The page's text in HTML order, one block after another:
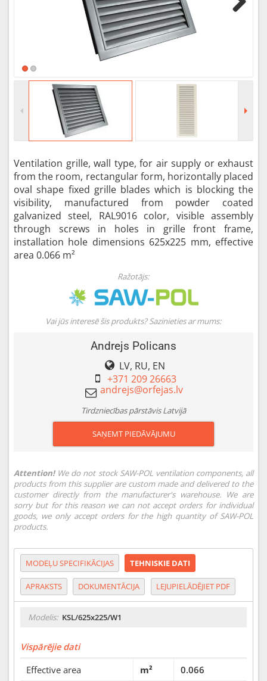
Ventilation grille, wall type, for air supply or exhaust
from the room, rectangular form, horizontally placed
oval shape fixed grille blades which is blocking the
visibility, manufactured from powder coated
galvanized steel, RAL9016 color, visible assembly
through screws in holes in grille front frame,
installation hole dimensions 625x225 mm, effective
area 0.066 m²
Ražotājs:
Vai jūs interesē šis produkts? Sazinieties ar mums:
Andrejs Policans
LV, RU, EN
+371 209 26663
Tirdzniecības pārstāvis Latvijā
SAŅEMT PIEDĀVĀJUMU
Attention!We do not stock SAW-POL ventilation components, all
products from this supplier are custom made and delivered to the
customer directly from the manufacturer's warehouse. We are
sorry but for this reason we can not accept orders for individual
goods, we only accept orders for the high quantity of SAW-POL
products.
MODEĻU SPECIFIKĀCIJAS TEHNISKIE DATI
APRAKSTS DOKUMENTĀCIJA LEJUPIELĀDĒJIET PDF
Modelis: KSL/625x225/W1
Vispārējie dati
Effective area
m² 0.066